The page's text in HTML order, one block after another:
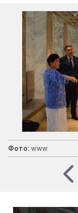
Фото: www